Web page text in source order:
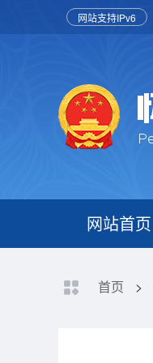
网站支持IPv6
网站首页
首页 >